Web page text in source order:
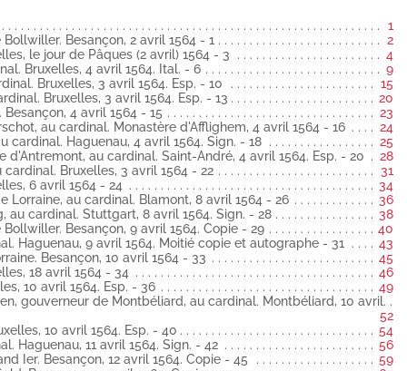
d'Arschot, au cardinal. Monastère d'Afflighem, 4 avril 1564 latin
au cardinal. Haguenau, 4 avril 1564 latin
d'Antremont, au cardinal. Saint-André, 4 avril 1564
au cardinal. Bruxelles, 3 avril 1564 latin
Bruxelles, 6 avril 1564 latin
de Lorraine, au cardinal. Blamont, 8 avril 1564 latin
au cardinal. Stuttgart, 8 avril 1564 latin
de Bollwiller. Besançon, 9 avril 1564 latin
Haguenau, 9 avril 1564 latin
Lorraine. Besançon, 10 avril 1564 latin
Bruxelles, 18 avril 1564 latin
10 avril 1564 espagnol
Hennen, gouverneur de Montbéliard, au cardinal. Montbéliard,
Bruxelles, 10 avril 1564 espagnol
Haguenau, 11 avril 1564 latin
1
Besançon, 2 avril 1564 - 1
2
le jour de Pâques (2 avril) 1564 - 3
4
Bruxelles, 4 avril 1564. Ital. - 6
9
Bruxelles, 3 avril 1564. Esp. - 10
15
Bruxelles, 3 avril 1564. Esp. - 13
20
4 avril 1564 - 15
23
au cardinal. Monastère d'Afflighem, 4 avril 1564 - 16
24
cardinal. Haguenau, 4 avril 1564. Sign. - 18
25
d'Antremont, au cardinal. Saint-André, 4 avril 1564. Esp. - 20
28
Bruxelles, 3 avril 1564 - 22
31
6 avril 1564 - 24
34
Lorraine, au cardinal. Blamont, 8 avril 1564 - 26
36
au cardinal. Stuttgart, 8 avril 1564. Sign. - 28
38
Besançon, 9 avril 1564. Copie - 29
40
Haguenau, 9 avril 1564. Moitié copie et autographe - 31
43
Besançon, 10 avril 1564 - 33
45
18 avril 1564 - 34
46
10 avril 1564. Esp. - 36
49
gouverneur de Montbéliard, au cardinal. Montbéliard, 10 avril
52
10 avril 1564. Esp. - 40
54
Haguenau, 11 avril 1564. Sign. - 42
56
Ier. Besançon, 12 avril 1564. Copie - 45
59